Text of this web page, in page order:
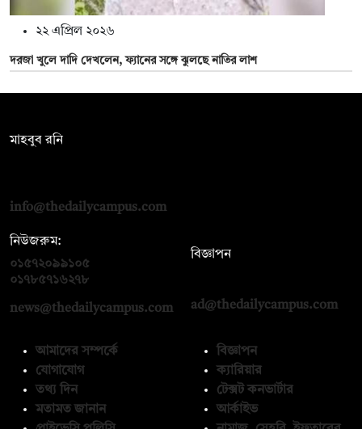
২২ এপ্রিল ২০২৬
দরজা খুলে দাদি দেখলেন, ফ্যানের সঙ্গে ঝুলছে নাতির লাশ
মাহবুব রনি
info@thedailycampus.com
নিউজরুম:
০১৫৭২০৯৯১০৫
০১৭৮৫৭১৬২৭৮
news@thedailycampus.com
বিজ্ঞাপন
ad@thedailycampus.com
আমাদের সম্পর্কে
যোগাযোগ
তথ্য দিন
মতামত জানান
বিজ্ঞাপন
ক্যারিয়ার
টেক্সট কনভার্টার
আর্কাইভ